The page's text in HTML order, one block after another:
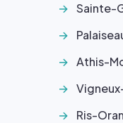
Sainte-
Athis-
Ris-